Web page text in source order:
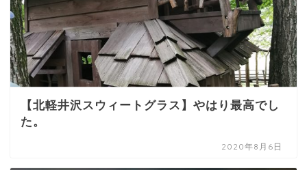
【北軽井沢スウィートグラス】やはり最高でし
た。
2020年8月6日